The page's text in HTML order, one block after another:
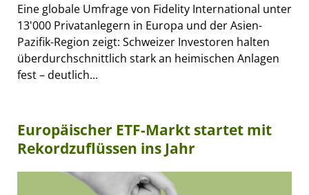
Eine globale Umfrage von Fidelity International unter
13'000 Privatanlegern in Europa und der Asien-
Pazifik-Region zeigt: Schweizer Investoren halten
überdurchschnittlich stark an heimischen Anlagen
fest – deutlich...
Europäischer ETF-Markt startet mit
Rekordzuflüssen ins Jahr